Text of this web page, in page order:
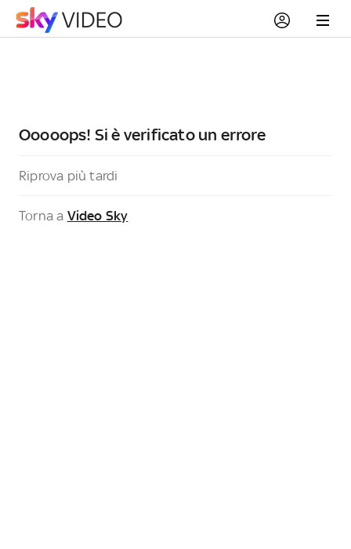
Ooooops! Si è verificato un errore
Riprova più tardi
Torna a Video Sky